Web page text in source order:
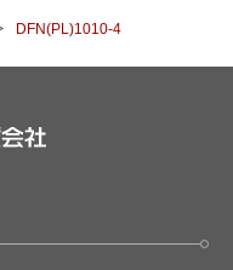
DFN(PL)1010-4